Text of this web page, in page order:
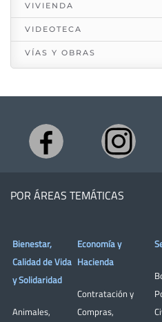
VIVIENDA
VIDEOTECA
VÍAS Y OBRAS
POR ÁREAS TEMÁTICAS
Bienestar,
Calidad de Vida
y Solidaridad
Animales,
Economía y
Hacienda
Contratación y
Compras,